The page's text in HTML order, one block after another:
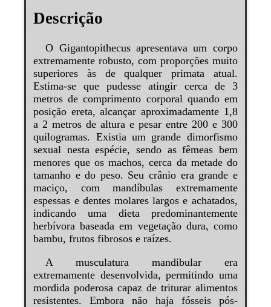
Descrição
O Gigantopithecus apresentava um corpo
extremamente robusto, com proporções muito
superiores às de qualquer primata atual.
Estima-se que pudesse atingir cerca de 3
metros de comprimento corporal quando em
posição ereta, alcançar aproximadamente 1,8
a 2 metros de altura e pesar entre 200 e 300
quilogramas. Existia um grande dimorfismo
sexual nesta espécie, sendo as fêmeas bem
menores que os machos, cerca da metade do
tamanho e do peso. Seu crânio era grande e
maciço, com mandíbulas extremamente
espessas e dentes molares largos e achatados,
indicando uma dieta predominantemente
herbívora baseada em vegetação dura, como
bambu, frutos fibrosos e raízes.
A musculatura mandibular era
extremamente desenvolvida, permitindo uma
mordida poderosa capaz de triturar alimentos
resistentes. Embora não haja fósseis pós-